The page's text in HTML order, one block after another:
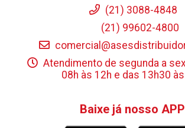
(21) 3088-4848
(21) 99602-4800
Atendimento de segunda a
08h às 12h e das 13h30
Baixe já nosso APP